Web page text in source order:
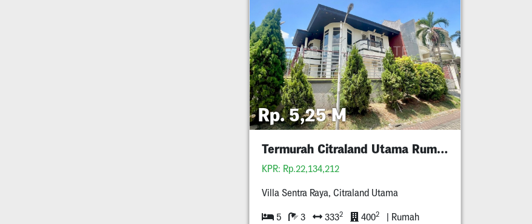
Rp. 5,25 M
Termurah Citraland Utama Rumah Minimalis 5M An
KPR: Rp.22,134,212
Villa Sentra Raya, Citraland Utama
5 3 3332 4002 | Rumah